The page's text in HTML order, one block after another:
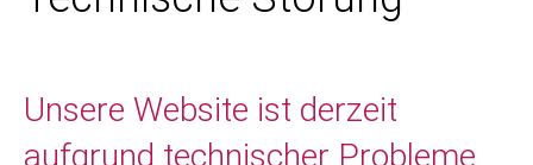
Unsere Website ist derzeit
aufgrund technischer Probleme